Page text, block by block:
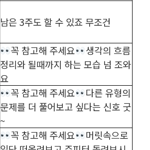
남은 3주도 할 수 있죠 무조건
꼭 참고해 주세요
생각의 흐름
정리와 될때까지 하는 모습 넘 조와
요
꼭 참고해 주세요
다른 유형의
문제를 더 풀어보고 싶다는 신호 굿
~
꼭 참고해 주세요
머릿속으로